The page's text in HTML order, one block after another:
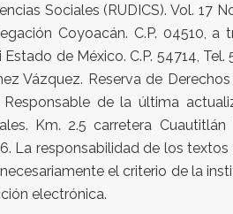
Sociales (RUDICS). Vol.
Coyoacán. C.P. 04510,
de México. C.P. 54714,
Vázquez. Reserva de
de la última
Km. 2.5 carretera
La responsabilidad de los
el criterio de la
electrónica.